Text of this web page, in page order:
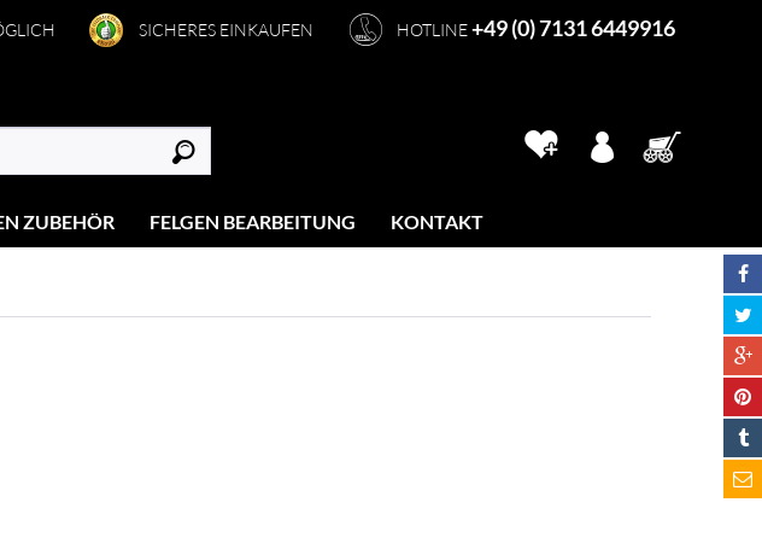
SICHERES EINKAUFEN HOTLINE+49 (0) 7131 6449916
ZUBEHÖR FELGEN BEARBEITUNG KONTAKT